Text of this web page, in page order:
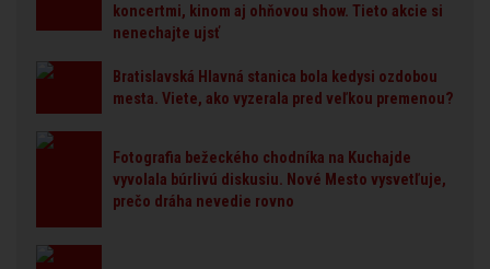
koncertmi, kinom aj ohňovou show. Tieto akcie si
nenechajte ujsť
Bratislavská Hlavná stanica bola kedysi ozdobou
mesta. Viete, ako vyzerala pred veľkou premenou?
Fotografia bežeckého chodníka na Kuchajde
vyvolala búrlivú diskusiu. Nové Mesto vysvetľuje,
prečo dráha nevedie rovno